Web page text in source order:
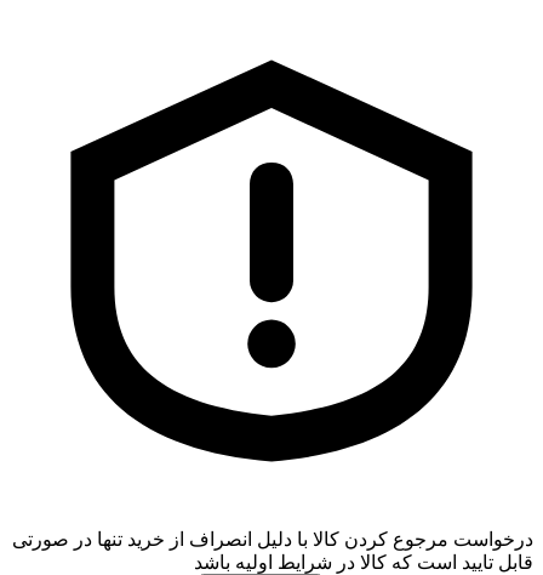
درخواست مرجوع کردن کالا با دلیل انصراف از خرید تنها در صورتی
قابل تایید است که کالا در شرایط اولیه باشد